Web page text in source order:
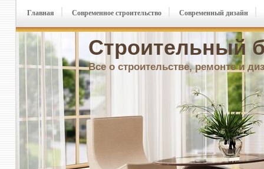
Строительный
Все о строительстве, ремонте и
Главная Современное строительство Современный дизайн